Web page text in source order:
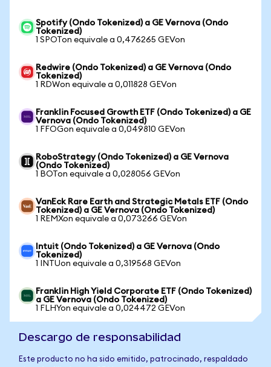
Spotify (Ondo Tokenized) a GE Vernova (Ondo
Tokenized)
1 SPOTon equivale a 0,476265 GEVon
Redwire (Ondo Tokenized) a GE Vernova (Ondo
Tokenized)
1 RDWon equivale a 0,011828 GEVon
Franklin Focused Growth ETF (Ondo Tokenized) a GE
Vernova (Ondo Tokenized)
1 FFOGon equivale a 0,049810 GEVon
RoboStrategy (Ondo Tokenized) a GE Vernova
(Ondo Tokenized)
1 BOTon equivale a 0,028056 GEVon
VanEck Rare Earth and Strategic Metals ETF (Ondo
Tokenized) a GE Vernova (Ondo Tokenized)
1 REMXon equivale a 0,073266 GEVon
Intuit (Ondo Tokenized) a GE Vernova (Ondo
Tokenized)
1 INTUon equivale a 0,319568 GEVon
Franklin High Yield Corporate ETF (Ondo Tokenized)
a GE Vernova (Ondo Tokenized)
1 FLHYon equivale a 0,024472 GEVon
Descargo de responsabilidad
Este producto no ha sido emitido, patrocinado, respaldado